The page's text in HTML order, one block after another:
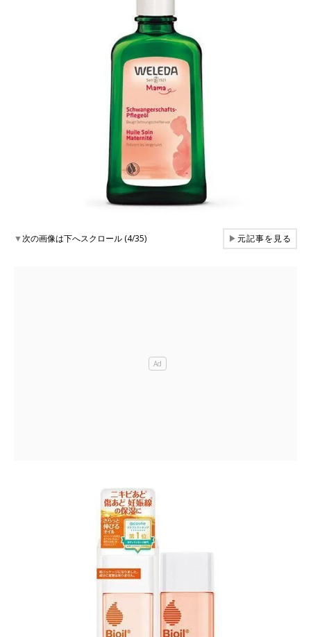
▼次の画像は下へスクロール (4/35) ▶元記事を見る